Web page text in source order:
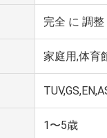
完全 に 調整
家庭用,体育
1〜5歳